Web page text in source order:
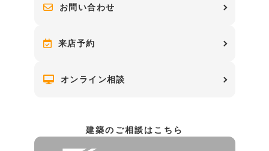
お問い合わせ
来店予約
オンライン相談
建築のご相談はこちら